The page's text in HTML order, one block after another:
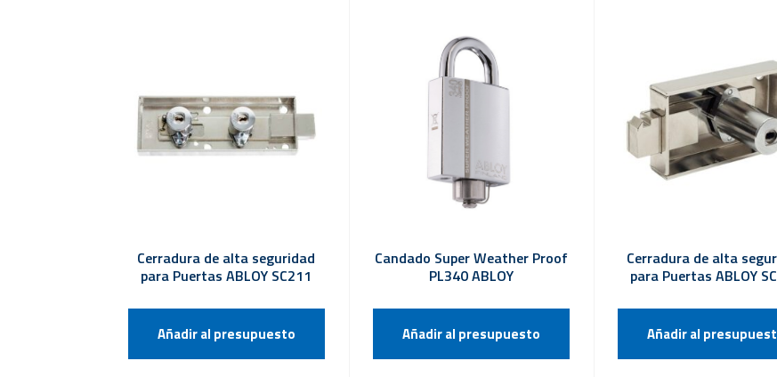
Cerradura de alta seguridad
para Puertas ABLOY SC211
Añadir al presupuesto
Candado Super Weather Proof
PL340 ABLOY
Añadir al presupuesto
Cerradura de alta
para Puertas ABLOY
Añadir al